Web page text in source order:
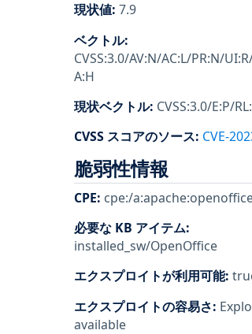
現状値: 7.9
ベクトル:
CVSS:3.0/AV:N/AC:L/PR:N/
A:H
現状ベクトル: CVSS:3.0/E:P/
CVSS スコアのソース: CVE-
脆弱性情報
CPE: cpe:/
必要な KB アイテム:
installed_sw/OpenOffice
エクスプロイトが利用可能:
エクスプロイトの容易さ:
available